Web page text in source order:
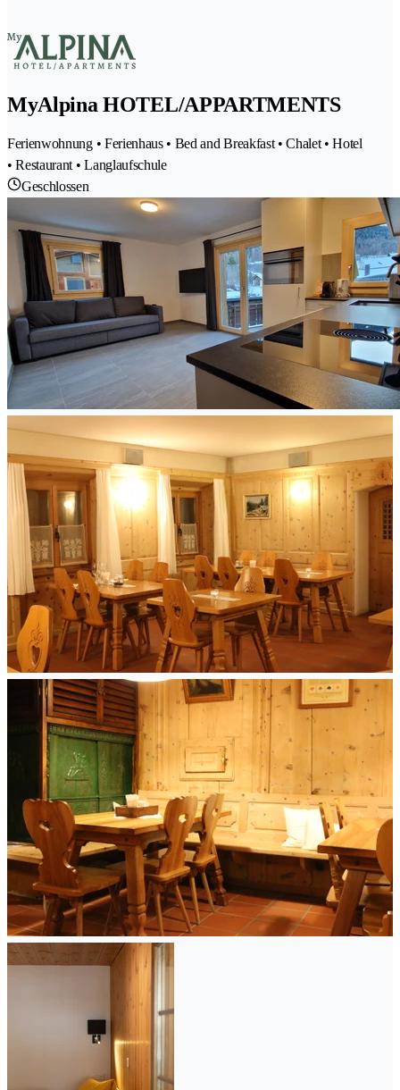
MyAlpina HOTEL/APPARTMENTS
Ferienwohnung • Ferienhaus • Bed and Breakfast • Chalet • Hotel
• Restaurant • Langlaufschule
Geschlossen